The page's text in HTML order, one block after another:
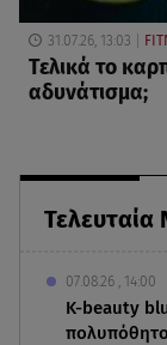
Τελευταία
07.08.26 , 14:00
K-beauty
31.07.26, 13:03
Τελικά το
αδυνάτισμα;